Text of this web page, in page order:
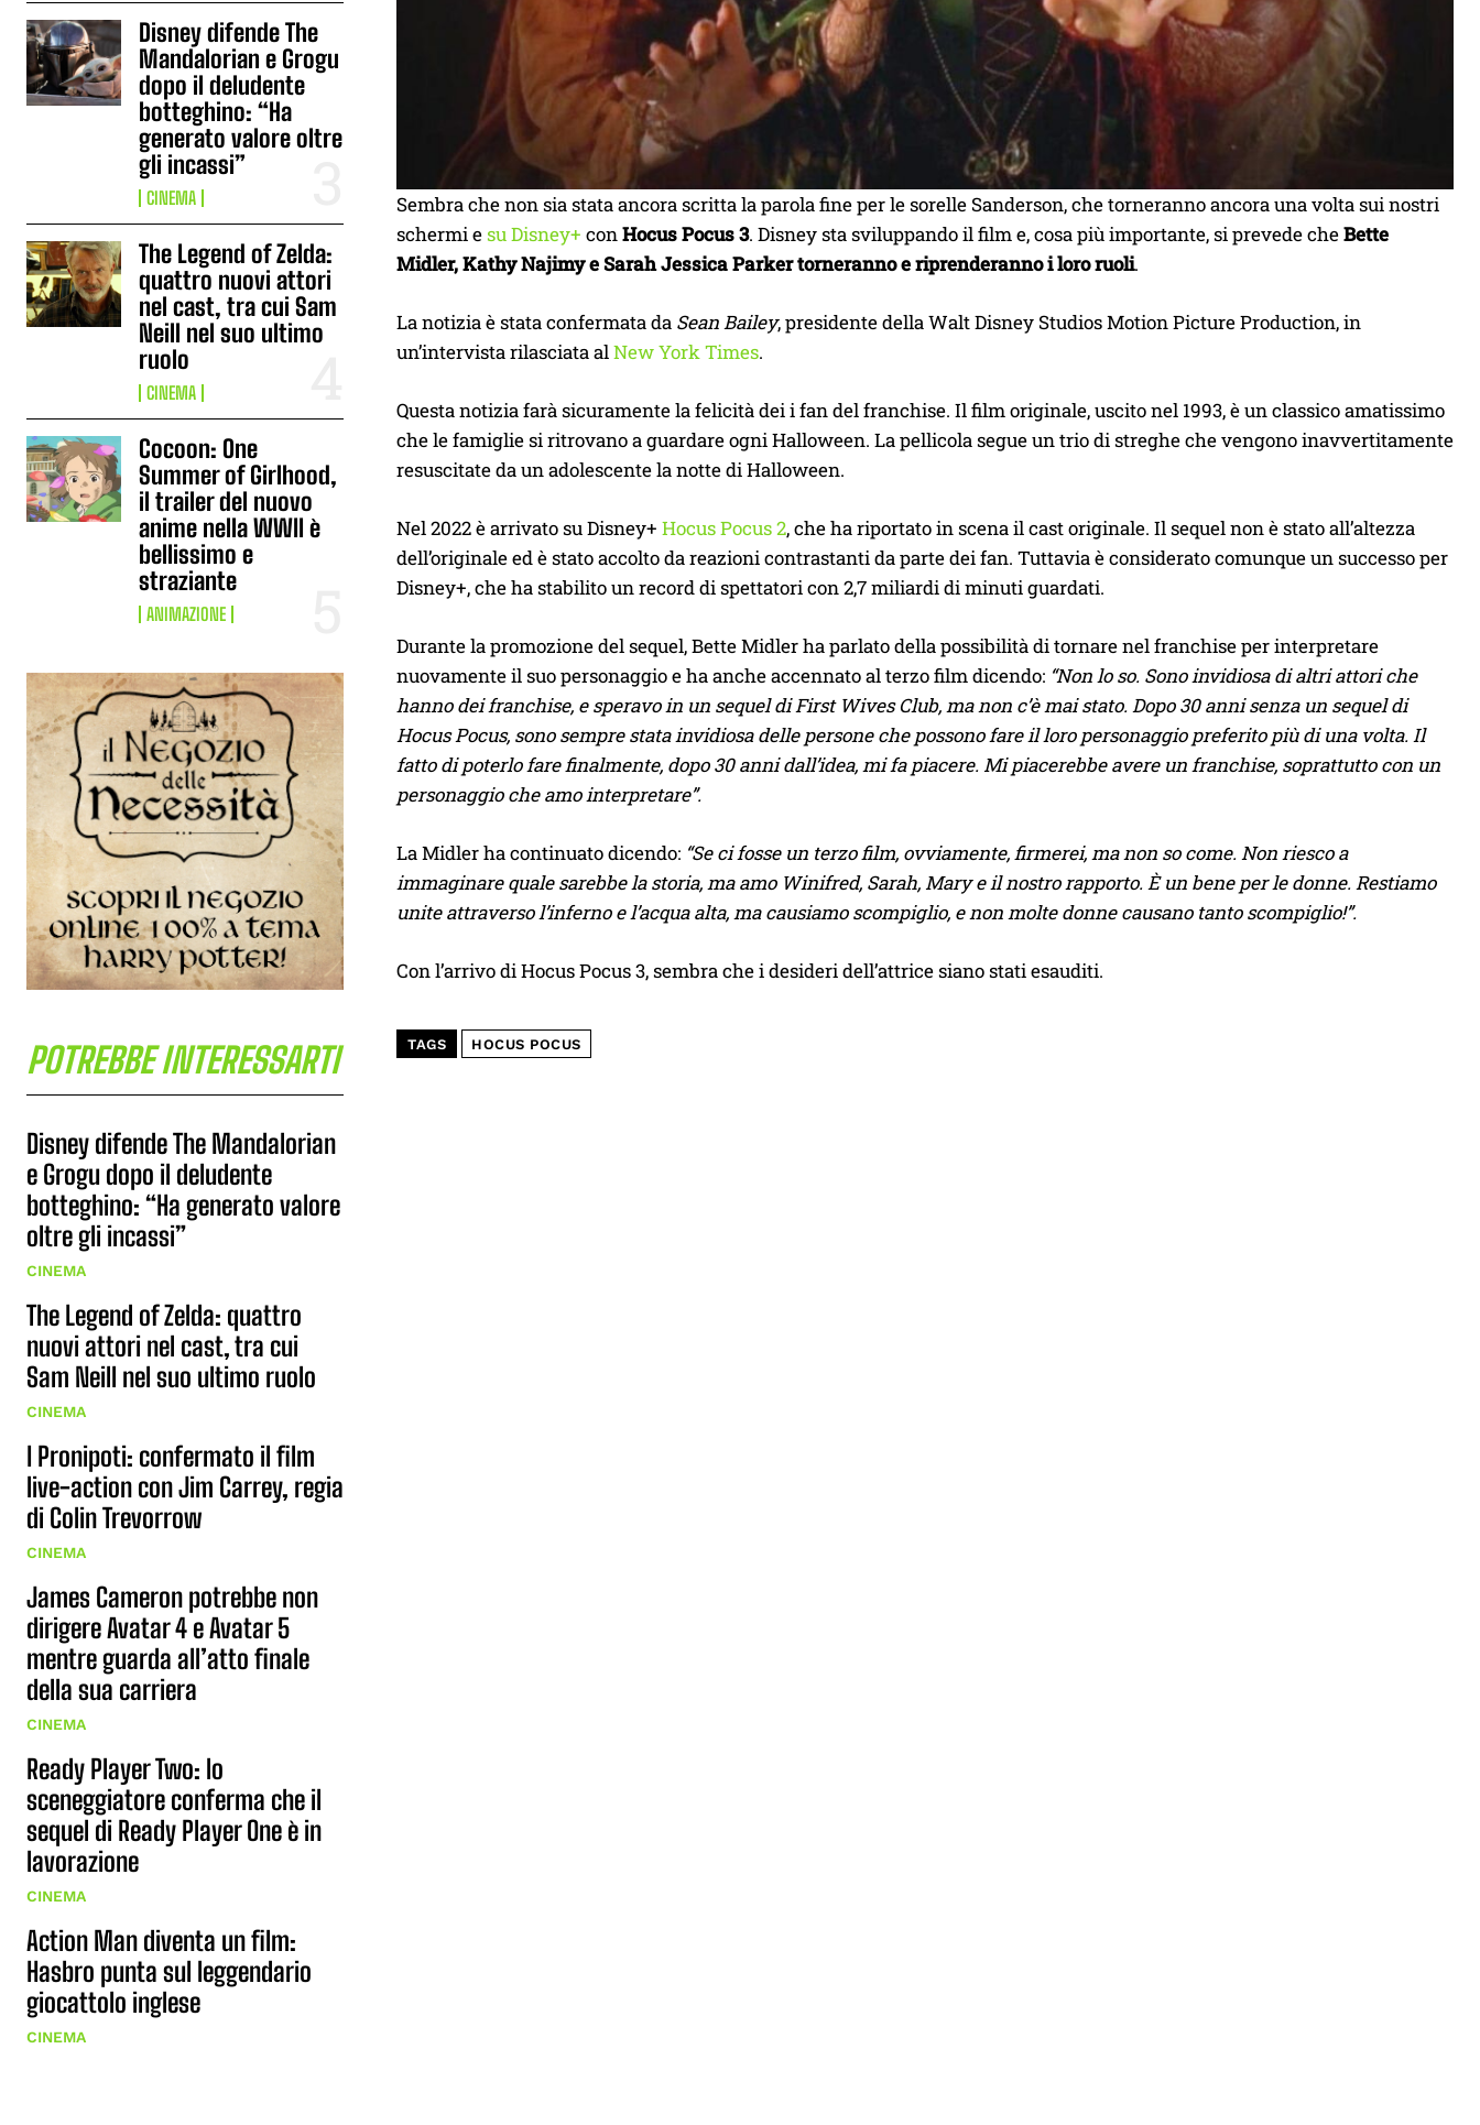
Disney difende The
Mandalorian e Grogu
dopo il deludente
botteghino: “Ha
generato valore oltre
gli incassi”
CINEMA
The Legend of Zelda:
quattro nuovi attori
nel cast, tra cui Sam
Neill nel suo ultimo
ruolo
CINEMA
Cocoon: One
Summer of Girlhood,
il trailer del nuovo
anime nella WWII è
bellissimo e
straziante
ANIMAZIONE
POTREBBE INTERESSARTI
Disney difende The Mandalorian
e Grogu dopo il deludente
botteghino: “Ha generato valore
oltre gli incassi”
CINEMA
The Legend of Zelda: quattro
nuovi attori nel cast, tra cui
Sam Neill nel suo ultimo ruolo
CINEMA
I Pronipoti: confermato il film
live-action con Jim Carrey, regia
di Colin Trevorrow
CINEMA
James Cameron potrebbe non
dirigere Avatar 4 e Avatar 5
mentre guarda all’atto finale
della sua carriera
CINEMA
Ready Player Two: lo
sceneggiatore conferma che il
sequel di Ready Player One è in
lavorazione
CINEMA
Action Man diventa un film:
Hasbro punta sul leggendario
giocattolo inglese
CINEMA
Sembra che non sia stata ancora scritta la parola fine per le sorelle Sanderson, che torneranno ancora una volta sui nostri
schermi esu Disney+ conHocus Pocus 3. Disney sta sviluppando il film e, cosa più importante, si prevede cheBette
Midler, Kathy Najimy e Sarah Jessica Parker torneranno e riprenderanno i loro ruoli.
La notizia è stata confermata da Sean Bailey, presidente della Walt Disney Studios Motion Picture Production, in
un’intervista rilasciata alNew York Times.
Questa notizia farà sicuramente la felicità dei i fan del franchise. Il film originale, uscito nel 1993, è un classico amatissimo
che le famiglie si ritrovano a guardare ogni Halloween. La pellicola segue un trio di streghe che vengono inavvertitamente
resuscitate da un adolescente la notte di Halloween.
Nel 2022 è arrivato su Disney+ Hocus Pocus 2, che ha riportato in scena il cast originale. Il sequel non è stato all’altezza
dell’originale ed è stato accolto da reazioni contrastanti da parte dei fan. Tuttavia è considerato comunque un successo per
Disney+, che ha stabilito un record di spettatori con 2,7 miliardi di minuti guardati.
Durante la promozione del sequel, Bette Midler ha parlato della possibilità di tornare nel franchise per interpretare
nuovamente il suo personaggio e ha anche accennato al terzo film dicendo: “Non lo so. Sono invidiosa di altri attori che
hanno dei franchise, e speravo in un sequel di First Wives Club, ma non c’è mai stato. Dopo 30 anni senza un sequel di
Hocus Pocus, sono sempre stata invidiosa delle persone che possono fare il loro personaggio preferito più di una volta. Il
fatto di poterlo fare finalmente, dopo 30 anni dall’idea, mi fa piacere. Mi piacerebbe avere un franchise, soprattutto con un
personaggio che amo interpretare”.
La Midler ha continuato dicendo: “Se ci fosse un terzo film, ovviamente, firmerei, ma non so come. Non riesco a
immaginare quale sarebbe la storia, ma amo Winifred, Sarah, Mary e il nostro rapporto. È un bene per le donne. Restiamo
unite attraverso l’inferno e l’acqua alta, ma causiamo scompiglio, e non molte donne causano tanto scompiglio!”.
Con l’arrivo di Hocus Pocus 3, sembra che i desideri dell’attrice siano stati esauditi.
TAGS HOCUS POCUS